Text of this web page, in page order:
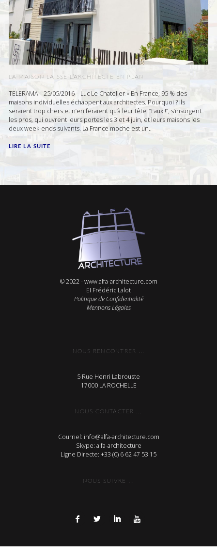
LA MAISON LAISSE L’ARCHITECTE EN PLAN
TELERAMA – 25/05/2016 – Luc Le Chatelier « En France, 95 % des
maisons individuelles échappent aux architectes. Pourquoi ? Ils
seraient trop chers et n’en feraient qu’à leur tête. “Faux !”, s’insurgent
les pros, qui ouvrent leurs portes les 3 et 4 juin, et leurs maisons les
deux week-ends suivants. La France moche est un..
LIRE LA SUITE
© 2022 -www.alfa-architecture.com
EI Frédéric Lalot
Politique de Confidentialité
Mentions Légales
NOUS RENCONTRER ...
5 Rue Henri Labrouste
17000 LA ROCHELLE
NOUS CONTACTER ...
Courriel: info@alfa-architecture.com
Skype: alfa-architecture
Ligne Directe: +33 (0) 6 62 47 53 15
NOUS SUIVRE ...